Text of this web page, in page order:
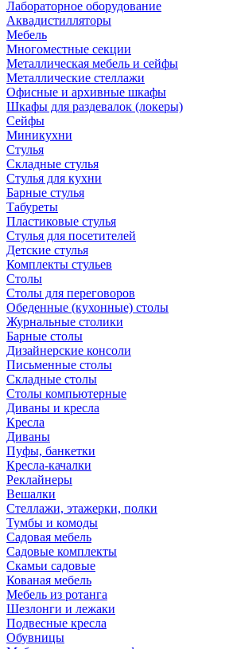
Лабораторное оборудование
Аквадистилляторы
Мебель
Многоместные секции
Металлическая мебель и сейфы
Металлические стеллажи
Офисные и архивные шкафы
Шкафы для раздевалок (локеры)
Сейфы
Миникухни
Стулья
Складные стулья
Стулья для кухни
Барные стулья
Табуреты
Пластиковые стулья
Стулья для посетителей
Детские стулья
Комплекты стульев
Столы
Столы для переговоров
Обеденные (кухонные) столы
Журнальные столики
Барные столы
Дизайнерские консоли
Письменные столы
Складные столы
Столы компьютерные
Диваны и кресла
Кресла
Диваны
Пуфы, банкетки
Кресла-качалки
Реклайнеры
Вешалки
Стеллажи, этажерки, полки
Тумбы и комоды
Садовая мебель
Садовые комплекты
Скамьи садовые
Кованая мебель
Мебель из ротанга
Шезлонги и лежаки
Подвесные кресла
Обувницы